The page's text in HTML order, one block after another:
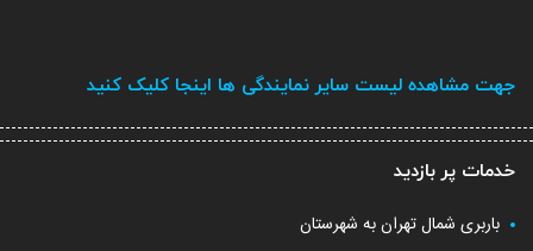
جهت مشاهده لیست سایر نمایندگی ها اینجا کلیک کنید
خدمات پر بازدید
باربری شمال تهران به شهرستان